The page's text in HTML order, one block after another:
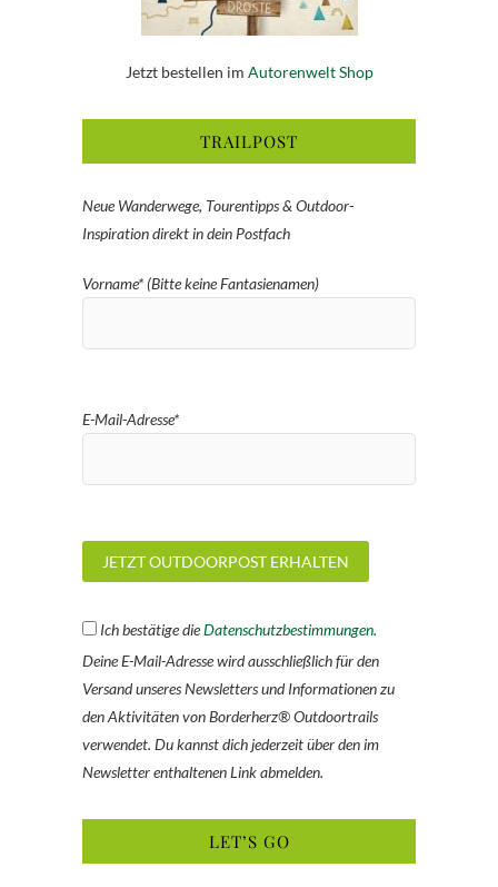
Jetzt bestellen im Autorenwelt Shop
TRAILPOST
Neue Wanderwege, Tourentipps & Outdoor-
Inspiration direkt in dein Postfach
Vorname* (Bitte keine Fantasienamen)
E-Mail-Adresse*
Ich bestätige dieDatenschutzbestimmungen.
Deine E-Mail-Adresse wird ausschließlich für den
Versand unseres Newsletters und Informationen zu
den Aktivitäten von Borderherz® Outdoortrails
verwendet. Du kannst dich jederzeit über den im
Newsletter enthaltenen Link abmelden.
LET’S GO